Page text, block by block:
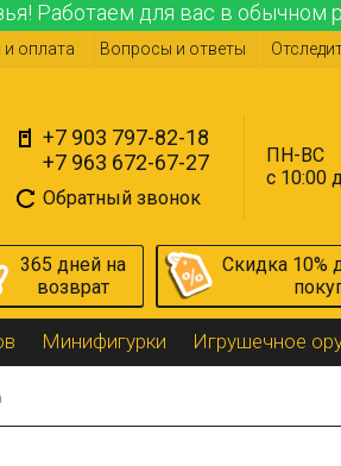
Работаем для вас в обычном
и оплата Вопросы и ответы
+7 903 797-82-18
+7 963 672-67-27
Обратный звонок
ПН-ВС
с 10:00
365 дней на
возврат
Скидка 10%
Минифигурки Игрушечное